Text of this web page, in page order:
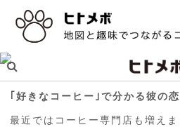
｢好きなコーヒー｣で分かる彼の
最近ではコーヒー専門店も増え